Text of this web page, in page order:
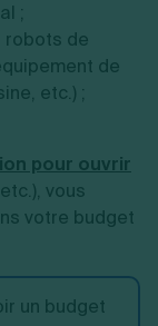
;
robots de
de
etc.) ;
pour ouvrir
vous
votre budget
un budget